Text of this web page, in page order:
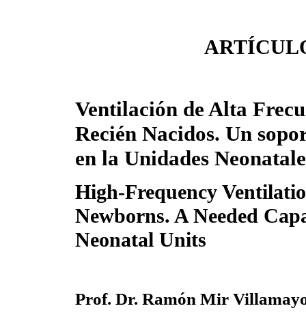
Ventilación de Alta
Recién Nacidos. Un
en la Unidades
High-Frequency
Newborns. A Needed
Neonatal Units
Prof. Dr. Ramón Mir